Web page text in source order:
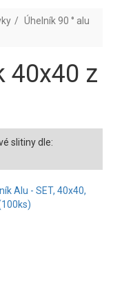
Úhelník 90 ° alu
40x40 z
slitiny dle: